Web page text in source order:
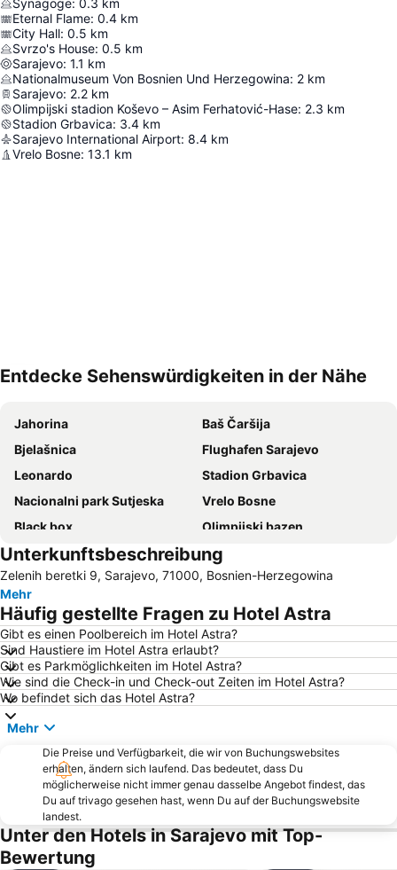
Synagoge: 0.3 km
Eternal Flame: 0.4 km
City Hall: 0.5 km
Svrzo's House: 0.5 km
Sarajevo: 1.1 km
Nationalmuseum Von Bosnien Und Herzegowina: 2 km
Sarajevo: 2.2 km
Olimpijski stadion Koševo – Asim Ferhatović-Hase: 2.3 km
Stadion Grbavica: 3.4 km
Sarajevo International Airport: 8.4 km
Vrelo Bosne: 13.1 km
Entdecke Sehenswürdigkeiten in der Nähe
Jahorina
Baš Čaršija
Bjelašnica
Flughafen Sarajevo
Leonardo
Stadion Grbavica
Nacionalni park Sutjeska
Vrelo Bosne
Black box
Olimpijski bazen
Sebilj
Biblioteka Grada Sarajeva
Dom mladih Skenderija
Ferhadija
Unterkunftsbeschreibung
Zelenih beretki 9, Sarajevo, 71000, Bosnien-Herzegowina
Mehr
Häufig gestellte Fragen zu Hotel Astra
Gibt es einen Poolbereich im Hotel Astra?
Sind Haustiere im Hotel Astra erlaubt?
Gibt es Parkmöglichkeiten im Hotel Astra?
Wie sind die Check-in und Check-out Zeiten im Hotel Astra?
Wo befindet sich das Hotel Astra?
Mehr
Die Preise und Verfügbarkeit, die wir von Buchungswebsites
erhalten, ändern sich laufend. Das bedeutet, dass Du
möglicherweise nicht immer genau dasselbe Angebot findest, das
Du auf trivago gesehen hast, wenn Du auf der Buchungswebsite
landest.
Unter den Hotels in Sarajevo mit Top-
Bewertung